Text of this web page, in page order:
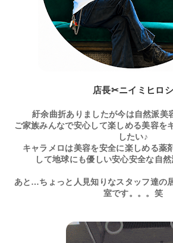
店長✂ニイミヒロシ
紆余曲折ありましたが今は自然派美
ご家族みんなで安心して楽しめる美容を
したい♪
キャラメロは美容を安全に楽しめる薬
して地球にも優しい安心安全な自然
あと…ちょっと人見知りなスタッフ達の
室です。。。笑